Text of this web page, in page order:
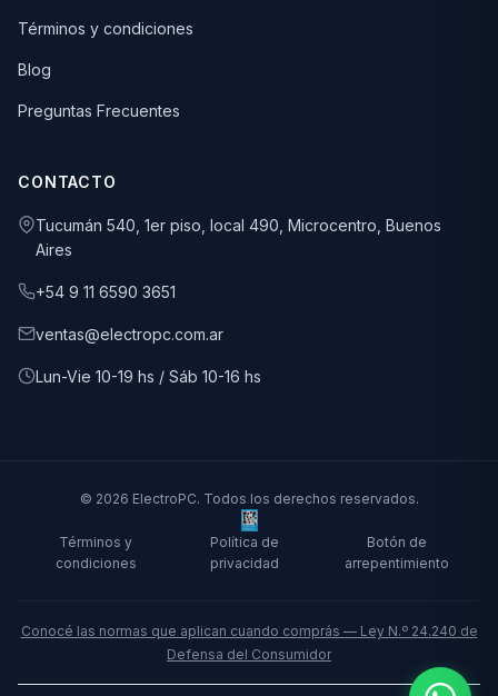
Términos y condiciones
Blog
Preguntas Frecuentes
CONTACTO
Tucumán 540, 1er piso, local 490, Microcentro, Buenos
Aires
+54 9 11 6590 3651
ventas@electropc.com.ar
Lun-Vie 10-19 hs / Sáb 10-16 hs
© 2026 ElectroPC. Todos los derechos reservados.
Términos y
condiciones
Política de
privacidad
Botón de
arrepentimiento
Conocé las normas que aplican cuando comprás — Ley N.º 24.240 de
Defensa del Consumidor